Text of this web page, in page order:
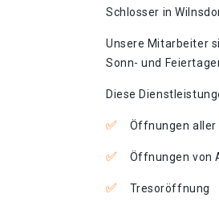
Schlosser in
Unsere Mitarbeiter
Sonn- und
Diese
Öffnungen aller
Öffnungen von
Tresoröffnung